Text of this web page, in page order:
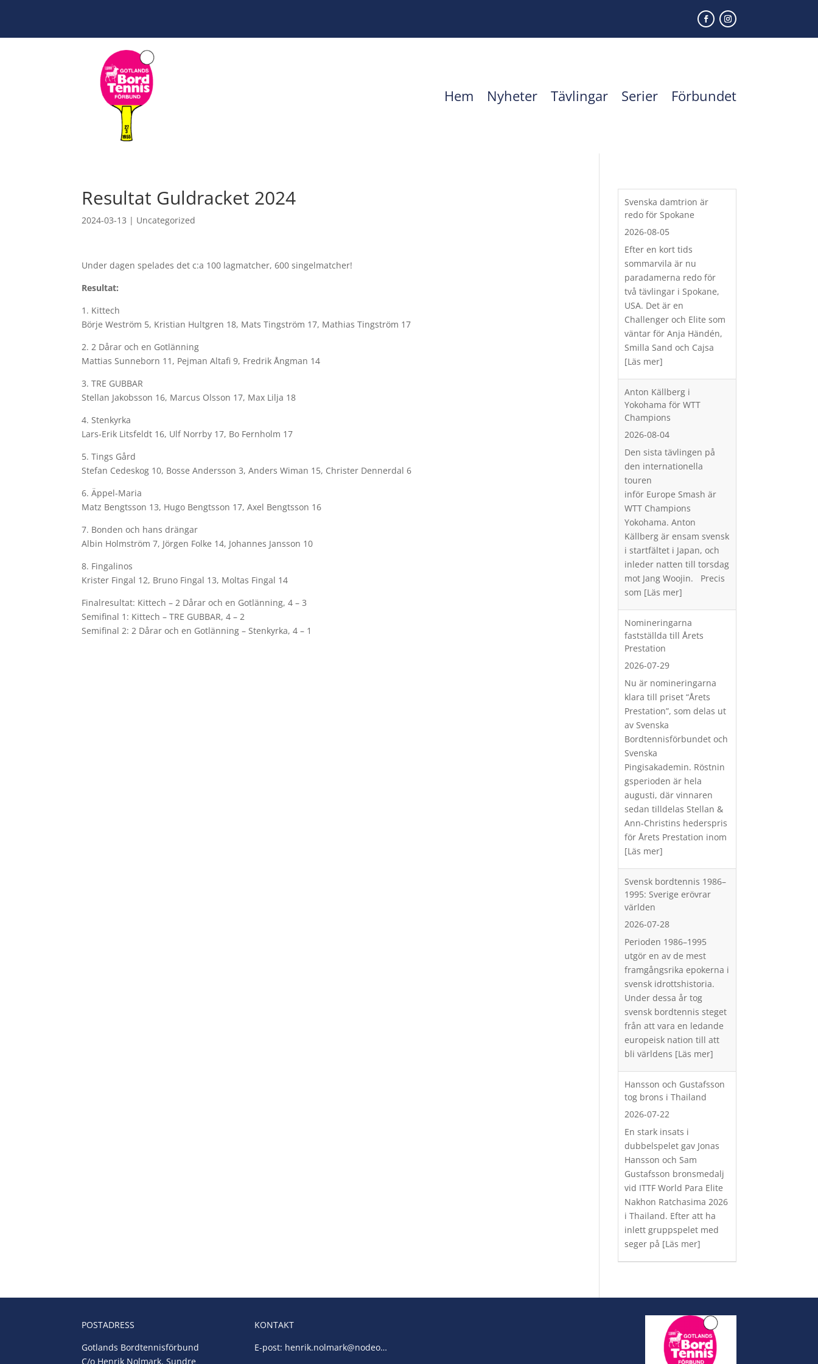
Hem Nyheter Tävlingar Serier Förbundet
Resultat Guldracket 2024
2024-03-13 | Uncategorized
Under dagen spelades det c:a 100 lagmatcher, 600 singelmatcher!
Resultat:
1. Kittech
Börje Weström 5, Kristian Hultgren 18, Mats Tingström 17, Mathias Tingström 17
2. 2 Dårar och en Gotlänning
Mattias Sunneborn 11, Pejman Altafi 9, Fredrik Ångman 14
3. TRE GUBBAR
Stellan Jakobsson 16, Marcus Olsson 17, Max Lilja 18
4. Stenkyrka
Lars-Erik Litsfeldt 16, Ulf Norrby 17, Bo Fernholm 17
5. Tings Gård
Stefan Cedeskog 10, Bosse Andersson 3, Anders Wiman 15, Christer Dennerdal 6
6. Äppel-Maria
Matz Bengtsson 13, Hugo Bengtsson 17, Axel Bengtsson 16
7. Bonden och hans drängar
Albin Holmström 7, Jörgen Folke 14, Johannes Jansson 10
8. Fingalinos
Krister Fingal 12, Bruno Fingal 13, Moltas Fingal 14
Finalresultat: Kittech – 2 Dårar och en Gotlänning, 4 – 3
Semifinal 1: Kittech – TRE GUBBAR, 4 – 2
Semifinal 2: 2 Dårar och en Gotlänning – Stenkyrka, 4 – 1
Svenska damtrion är
redo för Spokane
2026-08-05
Efter en kort tids
sommarvila är nu
paradamerna redo för
två tävlingar i Spokane,
USA. Det är en
Challenger och Elite som
väntar för Anja Händén,
Smilla Sand och Cajsa
[Läs mer]
Anton Källberg i
Yokohama för WTT
Champions
2026-08-04
Den sista tävlingen på
den internationella
touren
inför Europe Smash är
WTT Champions
Yokohama. Anton
Källberg är ensam svensk
i startfältet i Japan, och
inleder natten till torsdag
mot Jang Woojin. Precis
som [Läs mer]
Nomineringarna
fastställda till Årets
Prestation
2026-07-29
Nu är nomineringarna
klara till priset “Årets
Prestation”, som delas ut
av Svenska
Bordtennisförbundet och
Svenska
Pingisakademin. Röstnin
gsperioden är hela
augusti, där vinnaren
sedan tilldelas Stellan &
Ann-Christins hederspris
för Årets Prestation inom
[Läs mer]
Svensk bordtennis 1986–
1995: Sverige erövrar
världen
2026-07-28
Perioden 1986–1995
utgör en av de mest
framgångsrika epokerna i
svensk idrottshistoria.
Under dessa år tog
svensk bordtennis steget
från att vara en ledande
europeisk nation till att
bli världens [Läs mer]
Hansson och Gustafsson
tog brons i Thailand
2026-07-22
En stark insats i
dubbelspelet gav Jonas
Hansson och Sam
Gustafsson bronsmedalj
vid ITTF World Para Elite
Nakhon Ratchasima 2026
i Thailand. Efter att ha
inlett gruppspelet med
seger på [Läs mer]
POSTADRESS
Gotlands Bordtennisförbund
C/o Henrik Nolmark, Sundre
KONTAKT
E-post: henrik.nolmark@nodeo…